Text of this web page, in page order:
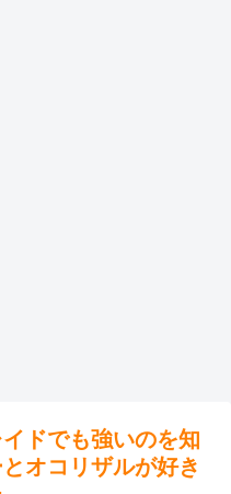
ドでも強いのを知
オコリザルが好き